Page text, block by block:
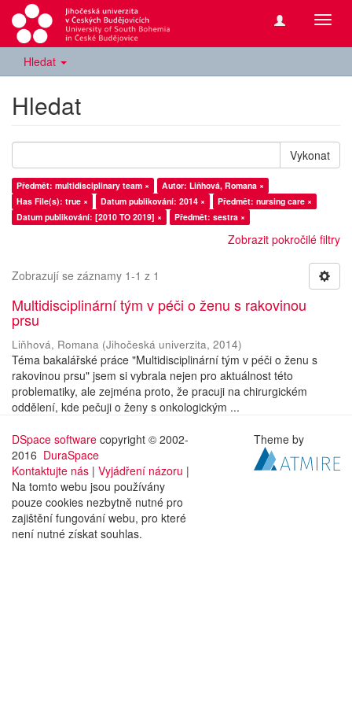
Hledat
Hledat
Vykonat
Předmět: multidisciplinary team ×
Autor: Liňhová, Romana ×
Has File(s): true ×
Datum publikování: 2014 ×
Předmět: nursing care ×
Datum publikování: [2010 TO 2019] ×
Předmět: sestra ×
Zobrazit pokročilé filtry
Zobrazují se záznamy 1-1 z 1
Multidisciplinární tým v péči o ženu s rakovinou
prsu
Liňhová, Romana (Jihočeská univerzita, 2014)
Téma bakalářské práce "Multidisciplinární tým v péči o ženu s
rakovinou prsu" jsem si vybrala nejen pro aktuálnost této
problematiky, ale zejména proto, že pracuji na chirurgickém
oddělení, kde pečuji o ženy s onkologickým ...
DSpace software copyright © 2002-
2016 DuraSpace
Kontaktujte nás | Vyjádření názoru |
Na tomto webu jsou používány
pouze cookies nezbytně nutné pro
zajištění fungování webu, pro které
není nutné získat souhlas.
Theme by